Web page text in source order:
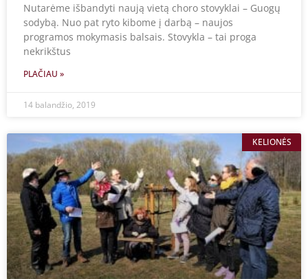
Nutarėme išbandyti naują vietą choro stovyklai – Guogų
sodybą. Nuo pat ryto kibome į darbą – naujos
programos mokymasis balsais. Stovykla – tai proga
nekrikštus
PLAČIAU »
14 balandžio, 2019
KELIONĖS